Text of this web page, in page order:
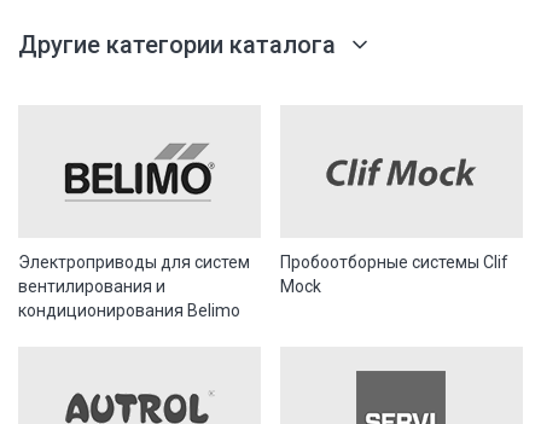
Другие категории каталога
Электроприводы для систем
вентилирования и
кондиционирования Belimo
Пробоотборные системы Clif
Mock